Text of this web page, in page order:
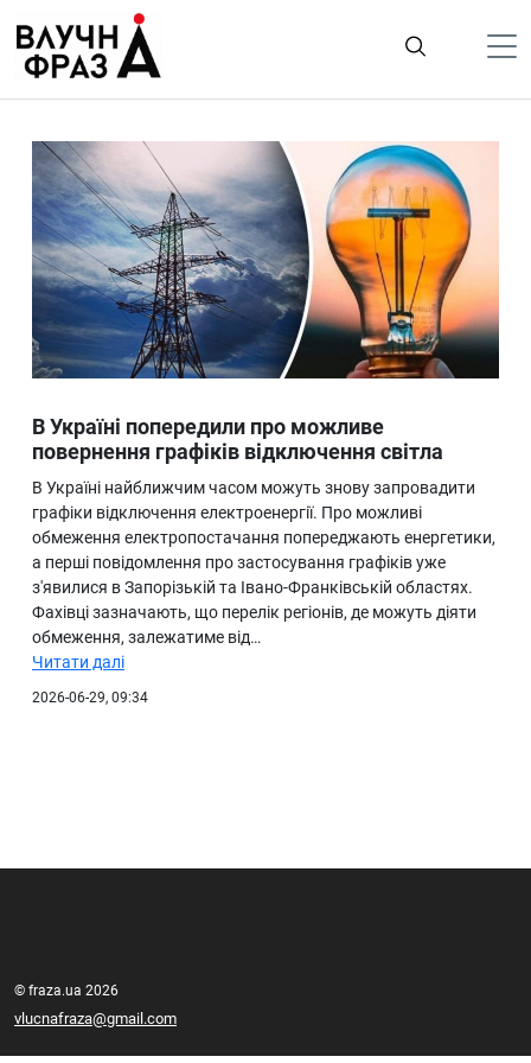
содержимому
Гроші
Життя
Лайфстайл
ТехноНаука
Людина
Ukraine
Про нас
В Україні попередили про можливе
повернення графіків відключення світла
В Україні найближчим часом можуть знову запровадити
графіки відключення електроенергії. Про можливі
обмеження електропостачання попереджають енергетики,
а перші повідомлення про застосування графіків уже
з'явилися в Запорізькій та Івано-Франківській областях.
Фахівці зазначають, що перелік регіонів, де можуть діяти
обмеження, залежатиме від…
Читати далі
2026-06-29, 09:34
© fraza.ua 2026
vlucnafraza@gmail.com